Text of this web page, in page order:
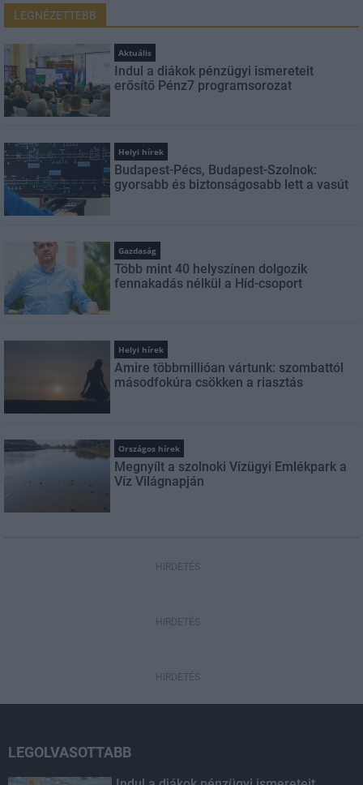
LEGNÉZETTEBB
Aktuális
Indul a diákok pénzügyi ismereteit
erősítő Pénz7 programsorozat
Helyi hírek
Budapest-Pécs, Budapest-Szolnok:
gyorsabb és biztonságosabb lett a vasút
Gazdaság
Több mint 40 helyszínen dolgozik
fennakadás nélkül a Híd-csoport
Helyi hírek
Amire többmillióan vártunk: szombattól
másodfokúra csökken a riasztás
Országos hírek
Megnyílt a szolnoki Vízügyi Emlékpark a
Víz Világnapján
HIRDETÉS
HIRDETÉS
HIRDETÉS
LEGOLVASOTTABB